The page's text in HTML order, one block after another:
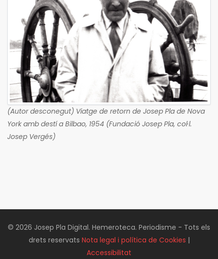
(Autor desconegut) Viatge de retorn de Josep Pla de Nova
York amb destí a Bilbao, 1954 (Fundació Josep Pla, col·l.
Josep Vergés)
© 2026 Josep Pla Digital. Hemeroteca. Periodisme - Tots els
drets reservats Nota legal i política de Cookies |
Accessibilitat